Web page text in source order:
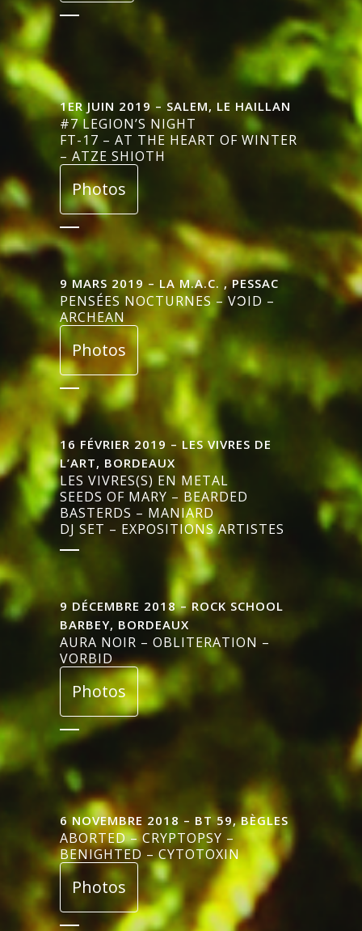
1ER JUIN 2019 – SALEM, LE HAILLAN
#7 LEGION’S NIGHT
FT-17 – AT THE HEART OF WINTER
– ATZE SHIOTH
Photos
9 MARS 2019 – LA M.A.C. , PESSAC
PENSÉES NOCTURNES – VƆID –
ARCHEAN
Photos
16 FÉVRIER 2019 – LES VIVRES DE
L’ART, BORDEAUX
LES VIVRES(S) EN METAL
SEEDS OF MARY – BEARDED
BASTERDS – MANIARD
DJ SET – EXPOSITIONS ARTISTES
9 DÉCEMBRE 2018 – ROCK SCHOOL
BARBEY, BORDEAUX
AURA NOIR – OBLITERATION –
VORBID
Photos
6 NOVEMBRE 2018 – BT 59, BÈGLES
ABORTED – CRYPTOPSY –
BENIGHTED – CYTOTOXIN
Photos